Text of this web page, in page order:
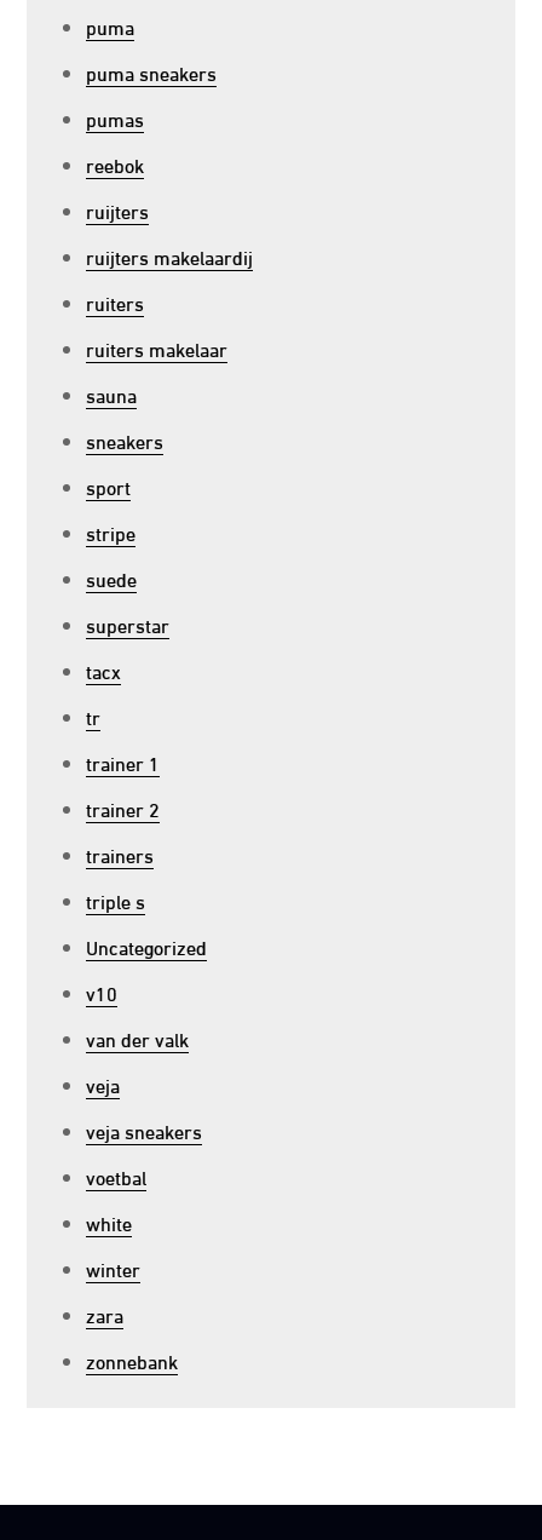
puma
puma sneakers
pumas
reebok
ruijters
ruijters makelaardij
ruiters
ruiters makelaar
sauna
sneakers
sport
stripe
suede
superstar
tacx
tr
trainer 1
trainer 2
trainers
triple s
Uncategorized
v10
van der valk
veja
veja sneakers
voetbal
white
winter
zara
zonnebank